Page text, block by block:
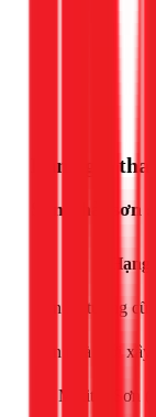
Bảng giá
Sơn nhà, sơn
Hạng
Sơn lại tường cũ
Sơn nhà mới xây
Bả Matit + Sơn